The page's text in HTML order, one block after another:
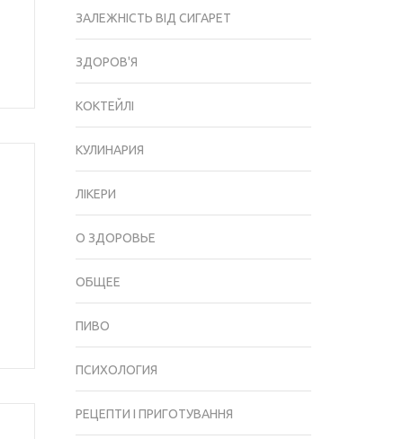
ЗАЛЕЖНІСТЬ ВІД СИГАРЕТ
ЗДОРОВ'Я
КОКТЕЙЛІ
КУЛИНАРИЯ
ЛІКЕРИ
О ЗДОРОВЬЕ
ОБЩЕЕ
ПИВО
ПСИХОЛОГИЯ
РЕЦЕПТИ І ПРИГОТУВАННЯ